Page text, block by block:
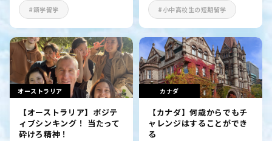
#語学留学 #小中高校生の短期留学
オーストラリア
【オーストラリア】ポジテ
ィブシンキング！ 当たって
砕けろ精神！
カナダ
【カナダ】何歳からでもチ
ャレンジはすることができ
る